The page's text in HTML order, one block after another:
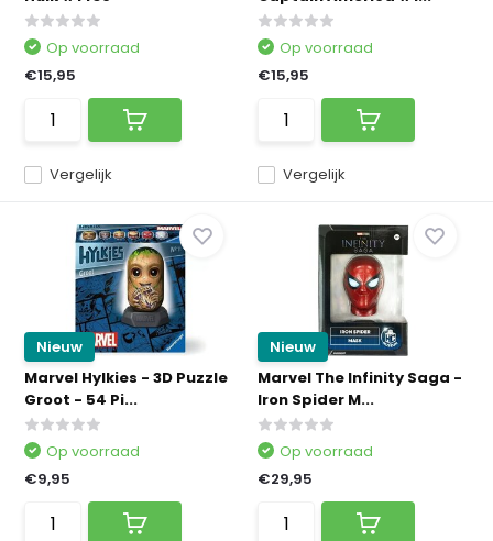
Vergelijk
Op voorraad
€15,95
Vergelijk
Op voorraad
€15,95
Nieuw
Marvel Hylkies - 3D Puzzle
Groot - 54 Pi...
Op voorraad
€9,95
Nieuw
Marvel The Infinity Saga -
Iron Spider M...
Op voorraad
€29,95